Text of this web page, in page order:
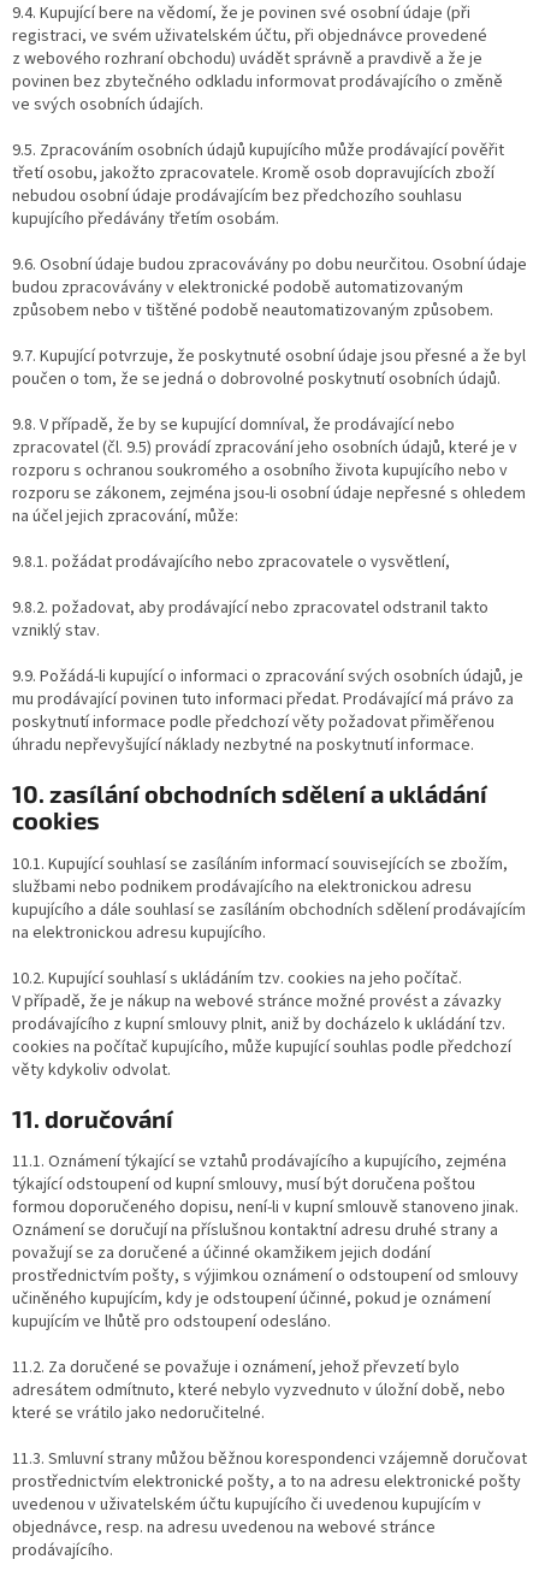
9.4. Kupující bere na vědomí, že je povinen své osobní údaje (při
registraci, ve svém uživatelském účtu, při objednávce provedené
z webového rozhraní obchodu) uvádět správně a pravdivě a že je
povinen bez zbytečného odkladu informovat prodávajícího o změně
ve svých osobních údajích.
9.5. Zpracováním osobních údajů kupujícího může prodávající pověřit
třetí osobu, jakožto zpracovatele. Kromě osob dopravujících zboží
nebudou osobní údaje prodávajícím bez předchozího souhlasu
kupujícího předávány třetím osobám.
9.6. Osobní údaje budou zpracovávány po dobu neurčitou. Osobní údaje
budou zpracovávány v elektronické podobě automatizovaným
způsobem nebo v tištěné podobě neautomatizovaným způsobem.
9.7. Kupující potvrzuje, že poskytnuté osobní údaje jsou přesné a že byl
poučen o tom, že se jedná o dobrovolné poskytnutí osobních údajů.
9.8. V případě, že by se kupující domníval, že prodávající nebo
zpracovatel (čl. 9.5) provádí zpracování jeho osobních údajů, které je v
rozporu s ochranou soukromého a osobního života kupujícího nebo v
rozporu se zákonem, zejména jsou-li osobní údaje nepřesné s ohledem
na účel jejich zpracování, může:
9.8.1. požádat prodávajícího nebo zpracovatele o vysvětlení,
9.8.2. požadovat, aby prodávající nebo zpracovatel odstranil takto
vzniklý stav.
9.9. Požádá-li kupující o informaci o zpracování svých osobních údajů, je
mu prodávající povinen tuto informaci předat. Prodávající má právo za
poskytnutí informace podle předchozí věty požadovat přiměřenou
úhradu nepřevyšující náklady nezbytné na poskytnutí informace.
10. zasílání obchodních sdělení a ukládání
cookies
10.1. Kupující souhlasí se zasíláním informací souvisejících se zbožím,
službami nebo podnikem prodávajícího na elektronickou adresu
kupujícího a dále souhlasí se zasíláním obchodních sdělení prodávajícím
na elektronickou adresu kupujícího.
10.2. Kupující souhlasí s ukládáním tzv. cookies na jeho počítač.
V případě, že je nákup na webové stránce možné provést a závazky
prodávajícího z kupní smlouvy plnit, aniž by docházelo k ukládání tzv.
cookies na počítač kupujícího, může kupující souhlas podle předchozí
věty kdykoliv odvolat.
11. doručování
11.1. Oznámení týkající se vztahů prodávajícího a kupujícího, zejména
týkající odstoupení od kupní smlouvy, musí být doručena poštou
formou doporučeného dopisu, není-li v kupní smlouvě stanoveno jinak.
Oznámení se doručují na příslušnou kontaktní adresu druhé strany a
považují se za doručené a účinné okamžikem jejich dodání
prostřednictvím pošty, s výjimkou oznámení o odstoupení od smlouvy
učiněného kupujícím, kdy je odstoupení účinné, pokud je oznámení
kupujícím ve lhůtě pro odstoupení odesláno.
11.2. Za doručené se považuje i oznámení, jehož převzetí bylo
adresátem odmítnuto, které nebylo vyzvednuto v úložní době, nebo
které se vrátilo jako nedoručitelné.
11.3. Smluvní strany můžou běžnou korespondenci vzájemně doručovat
prostřednictvím elektronické pošty, a to na adresu elektronické pošty
uvedenou v uživatelském účtu kupujícího či uvedenou kupujícím v
objednávce, resp. na adresu uvedenou na webové stránce
prodávajícího.